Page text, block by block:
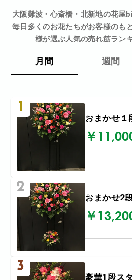
大阪難波・心斎橋・北新地の花
毎日多くのお花たちがお客様のも
様が選ぶ人気の売れ筋ラン
月間 週間
1
おまかせ１
￥
2
おまかせ2
￥
3
豪華1段ス